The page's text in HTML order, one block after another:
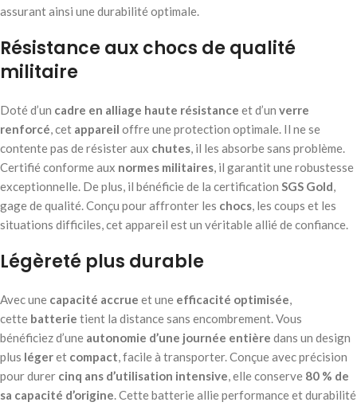
assurant ainsi une durabilité optimale.
Résistance aux chocs de qualité
militaire
Doté d’un cadre en alliage haute résistance et d’un verre
renforcé, cet appareil offre une protection optimale. Il ne se
contente pas de résister aux chutes, il les absorbe sans problème.
Certifié conforme aux normes militaires, il garantit une robustesse
exceptionnelle. De plus, il bénéficie de la certification SGS Gold,
gage de qualité. Conçu pour affronter les chocs, les coups et les
situations difficiles, cet appareil est un véritable allié de confiance.
Légèreté plus durable
Avec une capacité accrue et une efficacité optimisée,
cette batterie tient la distance sans encombrement. Vous
bénéficiez d’une autonomie d’une journée entière dans un design
plus légeret compact, facile à transporter. Conçue avec précision
pour durer cinq ans d’utilisation intensive, elle conserve 80 % de
sa capacité d’origine. Cette batterie allie performance et durabilité